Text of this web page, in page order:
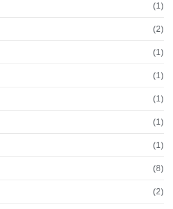
(1)
(2)
(1)
(1)
(1)
(1)
(1)
(8)
(2)